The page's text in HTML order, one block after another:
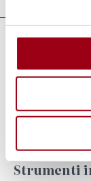
Torture
Torture
Strumenti